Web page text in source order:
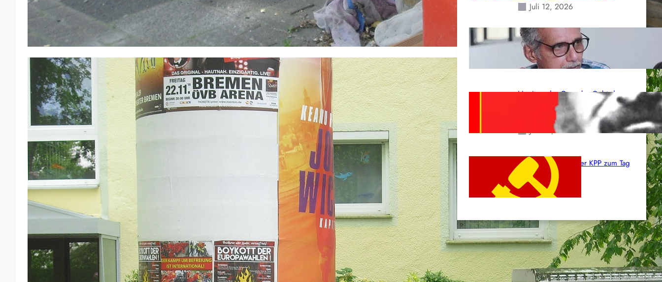
Juli 12, 2026
Indien: „Die Politik der
Kapitulation“ von K. Murali (Ajith)
Juli 1, 2026
Vorsitzender Gonzalo: Gebt das
Leben für die Partei und die
Juni 19, 2026
Beschluss des ZK der KPP zum Tag
des Heldentums
Juni 19, 2026